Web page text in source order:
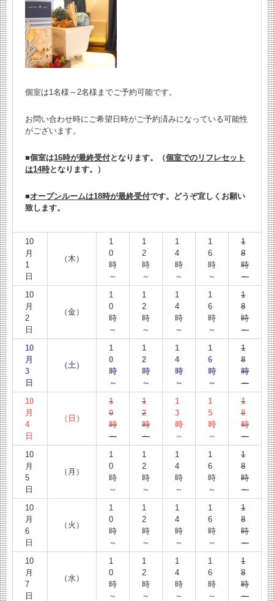
個室は1名様～2名様までご予約可能です。
お問い合わせ時にご希望日時がご予約済みになっている可能性
がございます。
■個室は16時が最終受付となります。（個室でのリフレセット
は14時となります。）
■オープンルームは18時が最終受付です。どうぞ宜しくお願い
致します。
10
月
1
日
（木）
1
0
時
～
1
2
時
～
1
4
時
～
1
6
時
～
1
8
時
～
10
月
2
日
（金）
1
0
時
～
1
2
時
～
1
4
時
～
1
6
時
～
1
8
時
～
10
月
3
日
（土）
1
0
時
～
1
2
時
～
1
4
時
～
1
6
時
～
1
8
時
～
10
月
4
日
（日）
1
0
時
～
1
2
時
～
1
3
時
～
1
5
時
～
1
8
時
～
10
月
5
日
（月）
1
0
時
～
1
2
時
～
1
4
時
～
1
6
時
～
1
8
時
～
10
月
6
日
（火）
1
0
時
～
1
2
時
～
1
4
時
～
1
6
時
～
1
8
時
～
10
月
7
日
（水）
1
0
時
～
1
2
時
～
1
4
時
～
1
6
時
～
1
8
時
～